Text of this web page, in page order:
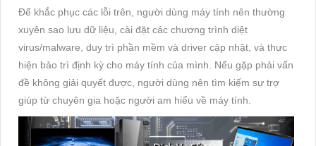
Để khắc phục các lỗi trên, người dùng máy tính nên thường
xuyên sao lưu dữ liệu, cài đặt các chương trình diệt
virus/malware, duy trì phần mềm và driver cập nhật, và thực
hiện bảo trì định kỳ cho máy tính của mình. Nếu gặp phải vấn
đề không giải quyết được, người dùng nên tìm kiếm sự trợ
giúp từ chuyên gia hoặc người am hiểu về máy tính.